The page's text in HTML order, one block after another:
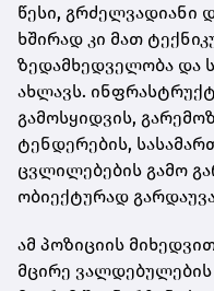
წესი, გრძელვადიანი
ხშირად კი მათ
ზედამხედველობა და
ახლავს.
გამოსყიდვის,
ტენდერების,
ცვლილებების გამო
ობიექტურად
ამ პოზიციის
მცირე ვალდებულების